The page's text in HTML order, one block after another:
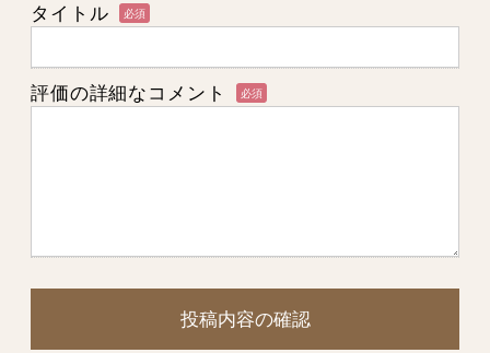
タイトル 必須
評価の詳細なコメント 必須
投稿内容の確認